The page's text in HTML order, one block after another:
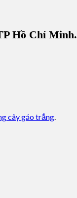
Hồ Chí Minh.
cây gáo trắng.